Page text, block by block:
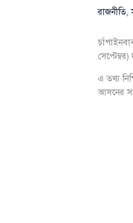
রাজনীতি,
এ তথ্য
আসনের